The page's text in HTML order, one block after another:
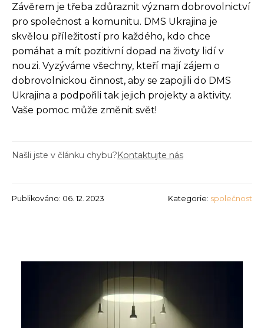
Závěrem je třeba zdůraznit význam dobrovolnictví
pro společnost a komunitu. DMS Ukrajina je
skvělou příležitostí pro každého, kdo chce
pomáhat a mít pozitivní dopad na životy lidí v
nouzi. Vyzýváme všechny, kteří mají zájem o
dobrovolnickou činnost, aby se zapojili do DMS
Ukrajina a podpořili tak jejich projekty a aktivity.
Vaše pomoc může změnit svět!
Našli jste v článku chybu?Kontaktujte nás
Publikováno: 06. 12. 2023 Kategorie: společnost